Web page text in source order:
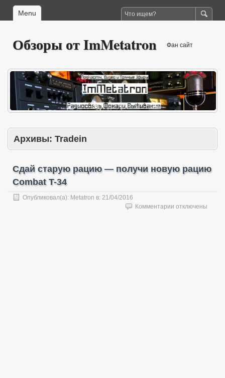
Menu
Обзоры от ImMetatron Фан сайт
Архивы: Tradein
Сдай старую рацию — получи новую рацию
Combat T-34
Опубликовал(а): Metatron в: 21/04/2016
Комментарии котключены